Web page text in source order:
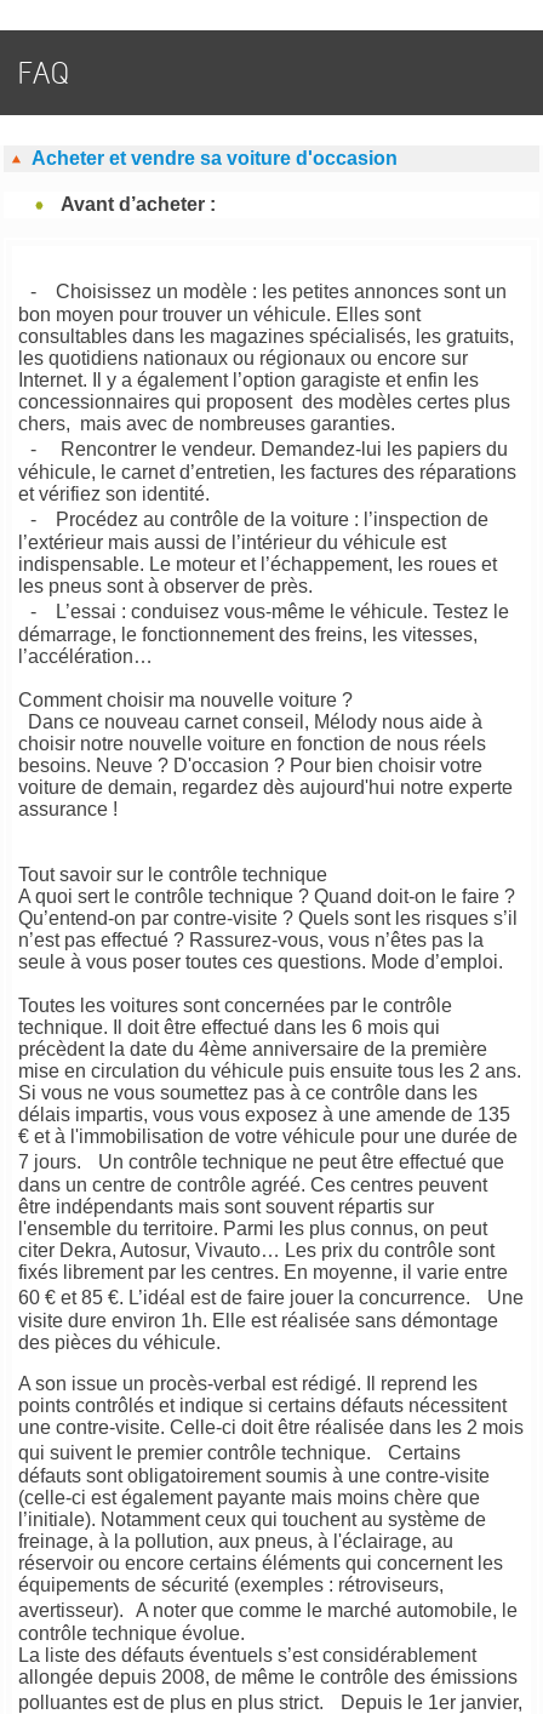
FAQ
Acheter et vendre sa voiture d'occasion
Avant d’acheter :
- Choisissez un modèle : les petites annonces sont un
bon moyen pour trouver un véhicule. Elles sont
consultables dans les magazines spécialisés, les gratuits,
les quotidiens nationaux ou régionaux ou encore sur
Internet. Il y a également l’option garagiste et enfin les
concessionnaires qui proposent des modèles certes plus
chers, mais avec de nombreuses garanties.
- Rencontrer le vendeur. Demandez-lui les papiers du
véhicule, le carnet d’entretien, les factures des réparations
et vérifiez son identité.
- Procédez au contrôle de la voiture : l’inspection de
l’extérieur mais aussi de l’intérieur du véhicule est
indispensable. Le moteur et l’échappement, les roues et
les pneus sont à observer de près.
- L’essai : conduisez vous-même le véhicule. Testez le
démarrage, le fonctionnement des freins, les vitesses,
l’accélération…
Comment choisir ma nouvelle voiture ?
Dans ce nouveau carnet conseil, Mélody nous aide à
choisir notre nouvelle voiture en fonction de nous réels
besoins. Neuve ? D'occasion ? Pour bien choisir votre
voiture de demain, regardez dès aujourd'hui notre experte
assurance !
Tout savoir sur le contrôle technique
A quoi sert le contrôle technique ? Quand doit-on le faire ?
Qu’entend-on par contre-visite ? Quels sont les risques s’il
n’est pas effectué ? Rassurez-vous, vous n’êtes pas la
seule à vous poser toutes ces questions. Mode d’emploi.
Toutes les voitures sont concernées par le contrôle
technique. Il doit être effectué dans les 6 mois qui
précèdent la date du 4ème anniversaire de la première
mise en circulation du véhicule puis ensuite tous les 2 ans.
Si vous ne vous soumettez pas à ce contrôle dans les
délais impartis, vous vous exposez à une amende de 135
€ et à l'immobilisation de votre véhicule pour une durée de
7 jours. Un contrôle technique ne peut être effectué que
dans un centre de contrôle agréé. Ces centres peuvent
être indépendants mais sont souvent répartis sur
l'ensemble du territoire. Parmi les plus connus, on peut
citer Dekra, Autosur, Vivauto… Les prix du contrôle sont
fixés librement par les centres. En moyenne, il varie entre
60 € et 85 €. L’idéal est de faire jouer la concurrence. Une
visite dure environ 1h. Elle est réalisée sans démontage
des pièces du véhicule.
A son issue un procès-verbal est rédigé. Il reprend les
points contrôlés et indique si certains défauts nécessitent
une contre-visite. Celle-ci doit être réalisée dans les 2 mois
qui suivent le premier contrôle technique. Certains
défauts sont obligatoirement soumis à une contre-visite
(celle-ci est également payante mais moins chère que
l’initiale). Notamment ceux qui touchent au système de
freinage, à la pollution, aux pneus, à l'éclairage, au
réservoir ou encore certains éléments qui concernent les
équipements de sécurité (exemples : rétroviseurs,
avertisseur). A noter que comme le marché automobile, le
contrôle technique évolue.
La liste des défauts éventuels s’est considérablement
allongée depuis 2008, de même le contrôle des émissions
polluantes est de plus en plus strict. Depuis le 1er janvier,